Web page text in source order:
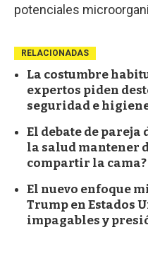
potenciales
RELACIONADAS
La costumbre
expertos piden
seguridad e
El debate de
la salud mantener
compartir la cama?
El nuevo enfoque
Trump en Estados
impagables y